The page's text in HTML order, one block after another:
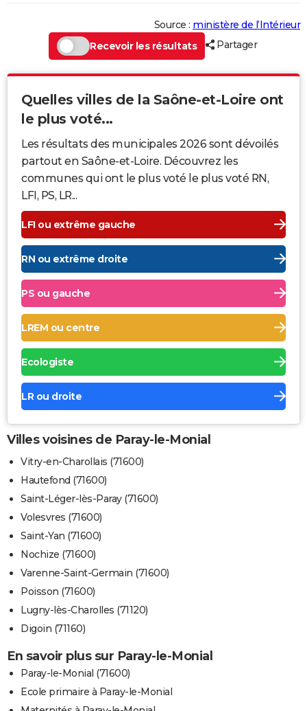
Source : ministère de l’Intérieur
Recevoir les résultats
Partager
Quelles villes de la Saône-et-Loire ont
le plus voté...
Les résultats des municipales 2026 sont dévoilés
partout en Saône-et-Loire. Découvrez les
communes qui ont le plus voté le plus voté RN,
LFI, PS, LR...
LFI ou extrême gauche
RN ou extrême droite
PS ou gauche
LREM ou centre
Ecologiste
LR ou droite
Villes voisines de Paray-le-Monial
Vitry-en-Charollais (71600)
Hautefond (71600)
Saint-Léger-lès-Paray (71600)
Volesvres (71600)
Saint-Yan (71600)
Nochize (71600)
Varenne-Saint-Germain (71600)
Poisson (71600)
Lugny-lès-Charolles (71120)
Digoin (71160)
En savoir plus sur Paray-le-Monial
Paray-le-Monial (71600)
Ecole primaire à Paray-le-Monial